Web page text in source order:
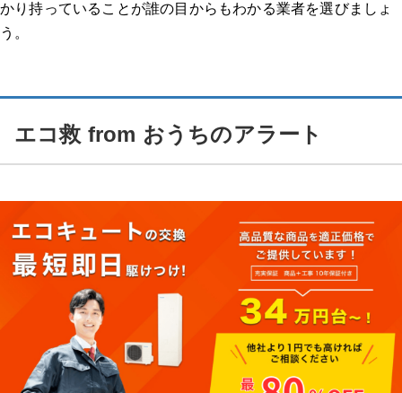
かり持っていることが誰の目からもわかる業者を選びましょ
う。
エコ救 from おうちのアラート